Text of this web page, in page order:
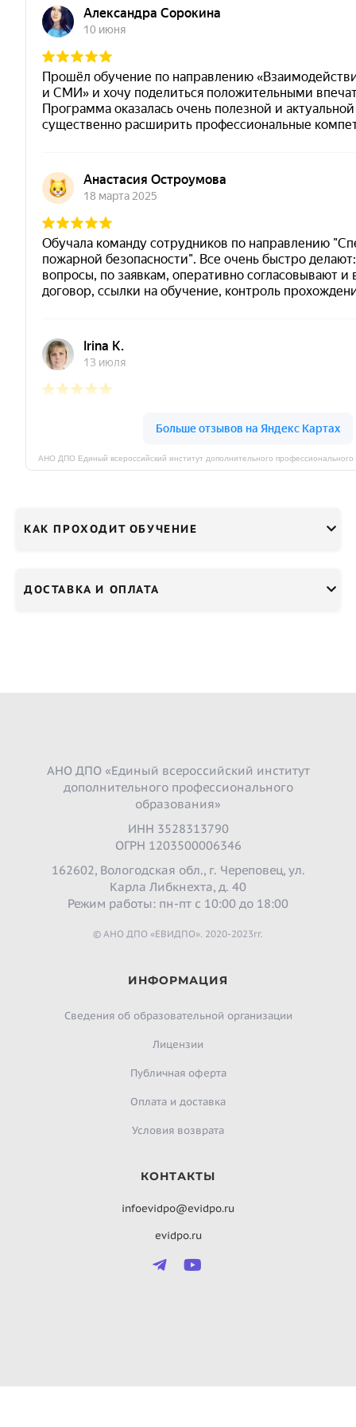
КАК ПРОХОДИТ ОБУЧЕНИЕ
ДОСТАВКА И ОПЛАТА
АНО ДПО «Единый всероссийский институт
дополнительного профессионального
образования»
ИНН 3528313790
ОГРН 1203500006346
162602, Вологодская обл., г. Череповец, ул.
Карла Либкнехта, д. 40
Режим работы: пн-пт с 10:00 до 18:00
© АНО ДПО «ЕВИДПО». 2020-2023гг.
ИНФОРМАЦИЯ
Сведения об образовательной организации
Лицензии
Публичная оферта
Оплата и доставка
Условия возврата
КОНТАКТЫ
infoevidpo@evidpo.ru
evidpo.ru